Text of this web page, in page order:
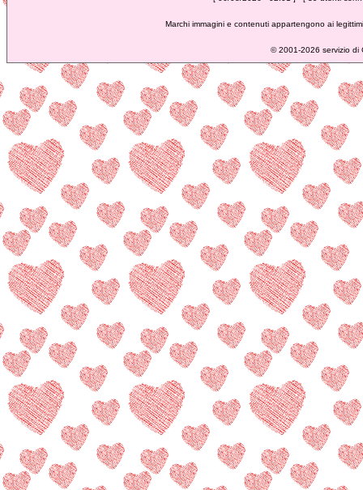
Marchi immagini e contenuti appartengono ai
©2001-2026 servizio di